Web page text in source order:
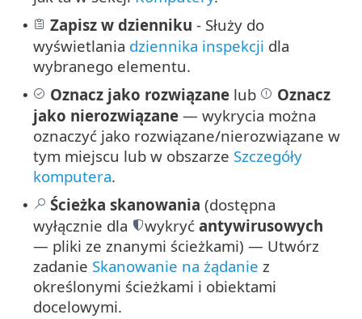
• Zapisz w dzienniku - Służy do
wyświetlania dziennika inspekcji dla
wybranego elementu.
• Oznacz jako rozwiązane lub
Oznacz
jako nierozwiązane — wykrycia można
oznaczyć jako rozwiązane/nierozwiązane w
tym miejscu lub w obszarze Szczegóły
komputera.
• Ścieżka skanowania (dostępna
wyłącznie dla
wykryć antywirusowych
— pliki ze znanymi ścieżkami) — Utwórz
zadanie Skanowanie na żądanie z
określonymi ścieżkami i obiektami
docelowymi.